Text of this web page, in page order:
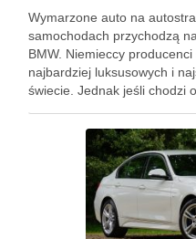
Wymarzone auto na
samochodach przychodzą
BMW. Niemieccy
najbardziej luksusowych i
świecie. Jednak jeśli chodzi
potworach prędkości. …